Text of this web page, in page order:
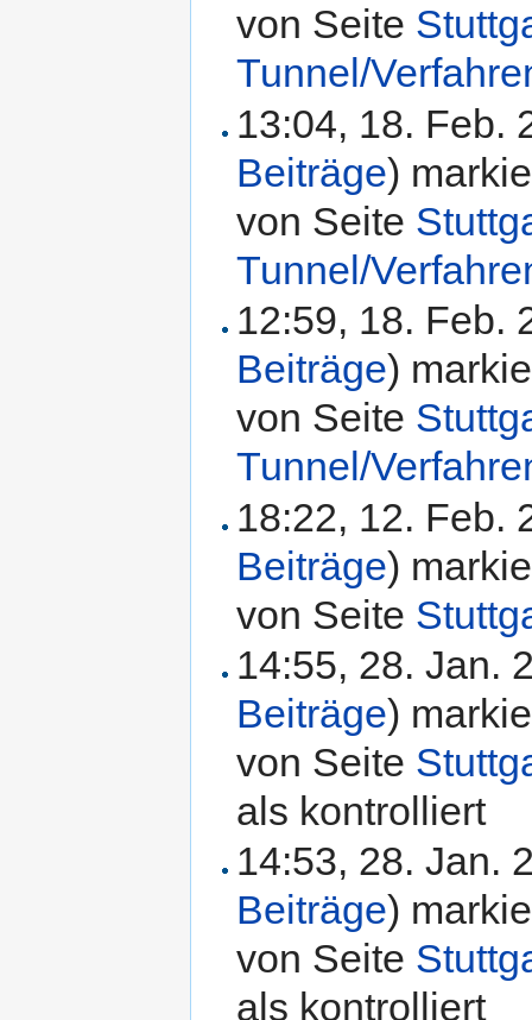
von Seite
Tunnel/
13:04, 18. Feb.
Beiträge)
von Seite
Tunnel/
12:59, 18. Feb.
Beiträge)
von Seite
Tunnel/
18:22, 12. Feb.
Beiträge)
von Seite
14:55, 28. Jan.
Beiträge)
von Seite
als kontrolliert
14:53, 28. Jan.
Beiträge)
von Seite
als kontrolliert